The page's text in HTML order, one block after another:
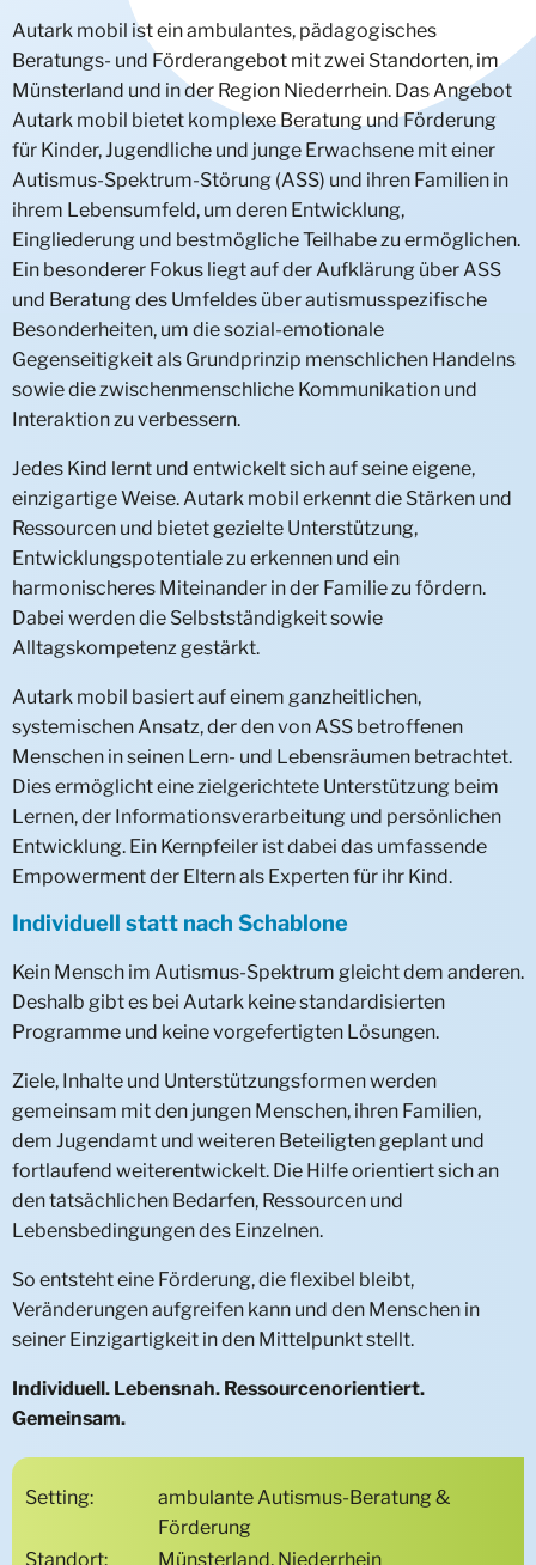
Autark mobil ist ein ambulantes, pädagogisches
Beratungs- und Förderangebot mit zwei Standorten, im
Münsterland und in der Region Niederrhein. Das Angebot
Autark mobil bietet komplexe Beratung und Förderung
für Kinder, Jugendliche und junge Erwachsene mit einer
Autismus-Spektrum-Störung (ASS) und ihren Familien in
ihrem Lebensumfeld, um deren Entwicklung,
Eingliederung und bestmögliche Teilhabe zu ermöglichen.
Ein besonderer Fokus liegt auf der Aufklärung über ASS
und Beratung des Umfeldes über autismusspezifische
Besonderheiten, um die sozial-emotionale
Gegenseitigkeit als Grundprinzip menschlichen Handelns
sowie die zwischenmenschliche Kommunikation und
Interaktion zu verbessern.
Jedes Kind lernt und entwickelt sich auf seine eigene,
einzigartige Weise. Autark mobil erkennt die Stärken und
Ressourcen und bietet gezielte Unterstützung,
Entwicklungspotentiale zu erkennen und ein
harmonischeres Miteinander in der Familie zu fördern.
Dabei werden die Selbstständigkeit sowie
Alltagskompetenz gestärkt.
Autark mobil basiert auf einem ganzheitlichen,
systemischen Ansatz, der den von ASS betroffenen
Menschen in seinen Lern- und Lebensräumen betrachtet.
Dies ermöglicht eine zielgerichtete Unterstützung beim
Lernen, der Informationsverarbeitung und persönlichen
Entwicklung. Ein Kernpfeiler ist dabei das umfassende
Empowerment der Eltern als Experten für ihr Kind.
Individuell statt nach Schablone
Kein Mensch im Autismus-Spektrum gleicht dem anderen.
Deshalb gibt es bei Autark keine standardisierten
Programme und keine vorgefertigten Lösungen.
Ziele, Inhalte und Unterstützungsformen werden
gemeinsam mit den jungen Menschen, ihren Familien,
dem Jugendamt und weiteren Beteiligten geplant und
fortlaufend weiterentwickelt. Die Hilfe orientiert sich an
den tatsächlichen Bedarfen, Ressourcen und
Lebensbedingungen des Einzelnen.
So entsteht eine Förderung, die flexibel bleibt,
Veränderungen aufgreifen kann und den Menschen in
seiner Einzigartigkeit in den Mittelpunkt stellt.
Individuell. Lebensnah. Ressourcenorientiert.
Gemeinsam.
Setting:
ambulante Autismus-Beratung &
Förderung
Standort:
Münsterland, Niederrhein
Wohngruppe Heisterkamp
Kinderwohngruppe Overwegstraße
Jugendwohngruppe Kurhausstraße
Mädchenwohngruppe Strünkede
Mädchenwohnprojekt DAKATA
Regelwohngruppe (JWG) Emscherbruch
Geschwisterwohngruppen
Kinder- und Geschwisterwohngruppe Wolkenvilla
Geschwisterwohngruppe Herne
Mutter/Kind
Mutter-/Kind-Wohnprojekt
Intensivwohngruppe Deine Chance
Intensivwohngruppe Leben ist Veränderung
Mobile Betreuung Leben ist Veränderung
Systemische Aufnahmegruppe Phoenix
Traumaorientierte Intensivwohngruppe Villa
Differenzierungsbereich Intensivwohngruppe Villa
Intensivwohngruppe Mädchen
Wohngruppen Jungen
Intensivwohngruppe Scheidingen
UMA/UMF Trainingswohnung
Wohnprojekt junge Männer
Trainingswohnung
Trainingswohnung aJWG
Trainingswohnung Intensiv-SBW
Heilpädagogische Wohngemeinschaft
Intensivwohngruppe Besondere Bedarfe
Essstörungen & Adipositas
Wohngruppe MODUL
Wohngruppe Annie
Via-Annie
FAS, FASD
FASD Hamminkeln
Individuelle Bedarfe
Sexualisiertes übergriffiges Verhalten
Intensivwohngruppe KommPass‘
Intensivwohngruppe Atlas
Psychische Erkrankungen & seelische
Behinderungen
Intensivwohngruppe CASA
Deviantes (Gruppen-)Verhalten
Intensivwohngruppe 180 Grad
Intensiv-Trainingswohnung
Systemische Familienarbeit (SIT)
U-Haft-Vermeidung (Stop & Go)
Intensivwohngruppe Stop & Go
Jugend-Delinquenz-Gruppe Stop & Go
Intensivwohngruppe Go On
Wohngemeinschaft Go WG
Sozialpädagogisch betreutes Wohnen Go-SBW
Diagnostik
Aufnahme-Diagnose-Gruppe bis 12 Jahre
Aufnahme-Diagnose-Gruppe ab 12 Jahre
Klärung
Klärungsgruppe Herne mit Inobhutnahmeplätzen
Inobhutnahme
Verselbstständigung
Rückführung
Erziehungshilfe
Rolle des Jugendamtes
Elternrechte
FÜR KINDER
Kinderrechte
Kinder- und Jugendhilfe
Fragen & Antworten
FÜR BEWERBER:INNEN
Inside KH
Deine Initiativbewerbung
Praxisintegriert (PIA)
Klassisch
Duales Studium
Praktikum
Quereinstieg
Freiwilliges Soziales Jahr (FSJ)/
Bundesfreiwilligendienst (BufDi)
ÜBER UNS
Organisation
Pädagogische Standards
Systemische Interaktionstherapie (SIT)
Kinderschutzkonzept
Kompetenzzentrum Prävention & Intervention (KPI)
Interdisziplinärer Therapeutischer Dienst (ITD)
Fachstelle Sexualisierte Gewalt
Fachstelle Sucht
Fachstelle Spieltherapie
Fachstelle Rückführungsmanagement
Compliance
Nachrichten
Spenden
Immobiliensuche
KONTAKT
Kontaktformular
Regionalbüros
Standortkarte
Unternehmensadressen
Kooperationen